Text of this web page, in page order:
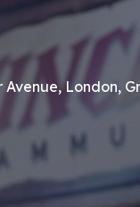
Avenue, London,